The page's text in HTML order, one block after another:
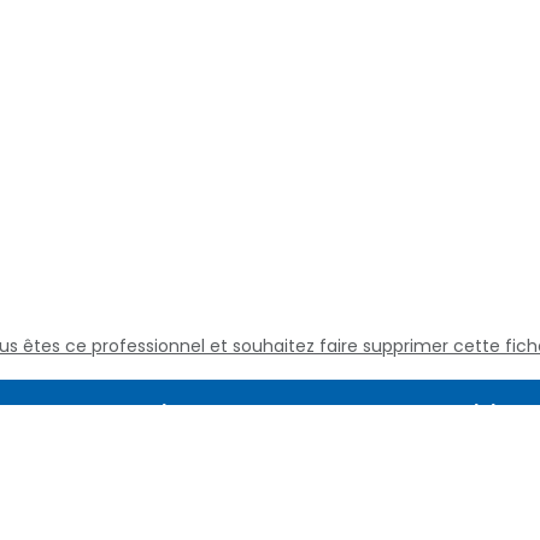
êtes ce professionnel et souhaitez faire supprimer cette
Assistance Juridique